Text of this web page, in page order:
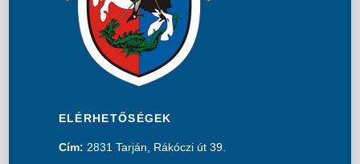
ELÉRHETŐSÉGEK
Cím: 2831 Tarján, Rákóczi út 39.